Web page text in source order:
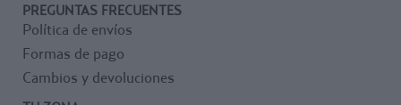
PREGUNTAS FRECUENTES
Política de envíos
Formas de pago
Cambios y devoluciones